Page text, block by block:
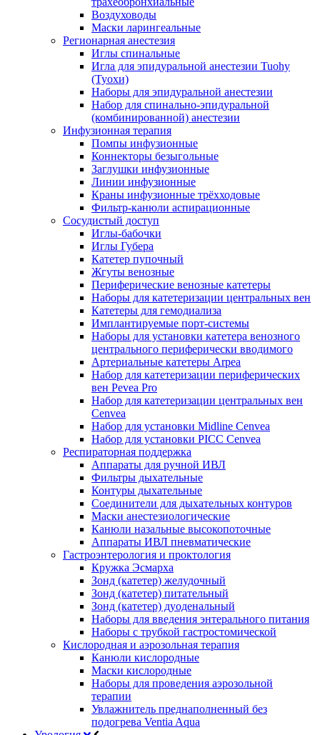
Воздуховоды
Маски ларингеальные
Регионарная анестезия
Иглы спинальные
Игла для эпидуральной анестезии Tuohy
(Туохи)
Наборы для эпидуральной анестезии
Набор для спинально-эпидуральной
(комбинированной) анестезии
Инфузионная терапия
Помпы инфузионные
Коннекторы безыгольные
Заглушки инфузионные
Линии инфузионные
Краны инфузионные трёхходовые
Фильтр-канюли аспирационные
Сосудистый доступ
Иглы-бабочки
Иглы Губера
Катетер пупочный
Жгуты венозные
Периферические венозные катетеры
Наборы для катетеризации центральных вен
Катетеры для гемодиализа
Имплантируемые порт‑системы
Наборы для установки катетера венозного
центрального периферически вводимого
Артериальные катетеры Arpea
Набор для катетеризации периферических
вен Pevea Pro
Набор для катетеризации центральных вен
Cenvea
Набор для установки Midline Cenvea
Набор для установки PICC Cenvea
Респираторная поддержка
Аппараты для ручной ИВЛ
Фильтры дыхательные
Контуры дыхательные
Соединители для дыхательных контуров
Маски анестезиологические
Канюли назальные высокопоточные
Аппараты ИВЛ пневматические
Гастроэнтерология и проктология
Кружка Эсмарха
Зонд (катетер) желудочный
Зонд (катетер) питательный
Зонд (катетер) дуоденальный
Наборы для введения энтерального питания
Наборы с трубкой гастростомической
Кислородная и аэрозольная терапия
Канюли кислородные
Маски кислородные
Наборы для проведения аэрозольной
терапии
Увлажнитель преднаполненный без
подогрева Ventia Aqua